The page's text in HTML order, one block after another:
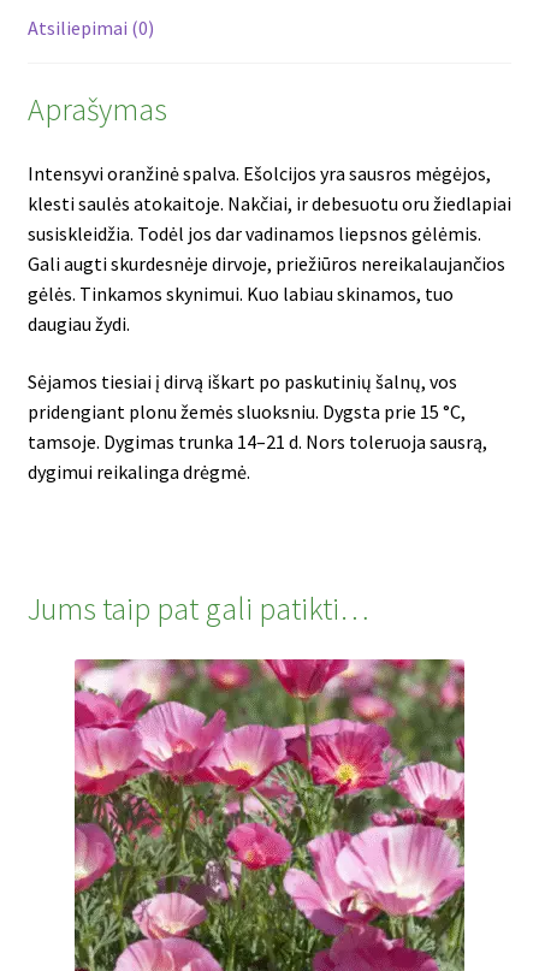
Atsiliepimai (0)
Aprašymas
Intensyvi oranžinė spalva. Ešolcijos yra sausros mėgėjos,
klesti saulės atokaitoje. Nakčiai, ir debesuotu oru žiedlapiai
susiskleidžia. Todėl jos dar vadinamos liepsnos gėlėmis.
Gali augti skurdesnėje dirvoje, priežiūros nereikalaujančios
gėlės. Tinkamos skynimui. Kuo labiau skinamos, tuo
daugiau žydi.
Sėjamos tiesiai į dirvą iškart po paskutinių šalnų, vos
pridengiant plonu žemės sluoksniu. Dygsta prie 15 °C,
tamsoje. Dygimas trunka 14–21 d. Nors toleruoja sausrą,
dygimui reikalinga drėgmė.
Jums taip pat gali patikti…